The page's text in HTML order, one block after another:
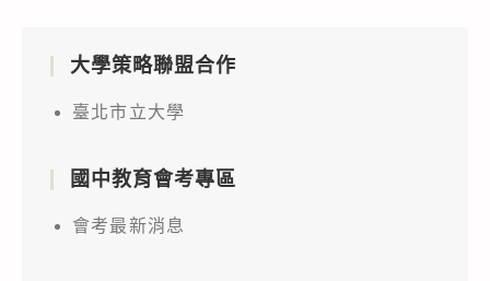
大學策略聯盟合作
臺北市立大學
國中教育會考專區
會考最新消息